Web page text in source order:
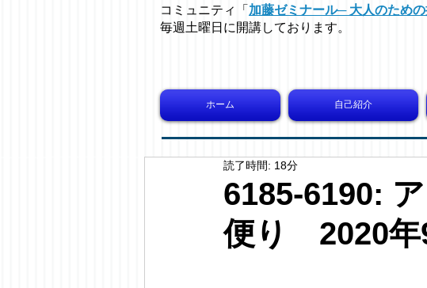
コミュニティ「 加藤ゼミナール─ 大人のため
毎週土曜日に開講しております。
ホーム 自己紹介
6185-6190:
便り 2020年
読了時間: 18分